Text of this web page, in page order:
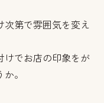
次第で雰囲気を変え
けでお店の印象をが
。